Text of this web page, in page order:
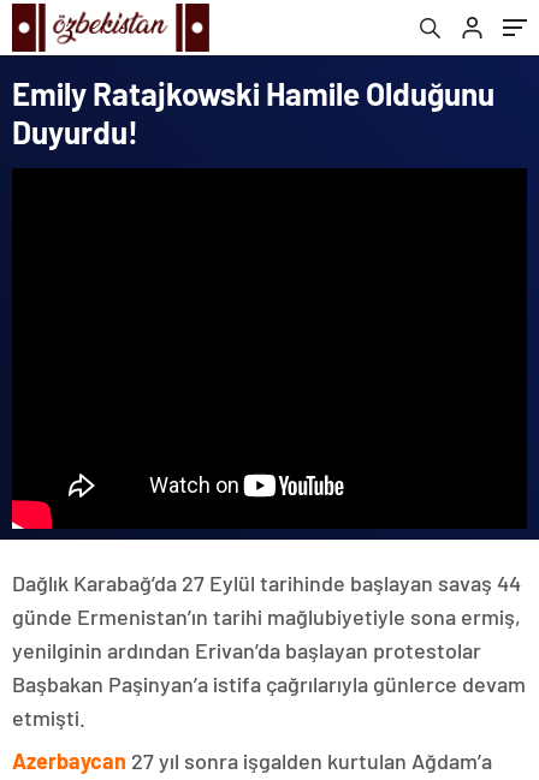
Emily Ratajkowski Hamile Olduğunu
Duyurdu!
Dağlık Karabağ’da 27 Eylül tarihinde başlayan savaş 44
günde Ermenistan’ın tarihi mağlubiyetiyle sona ermiş,
yenilginin ardından Erivan’da başlayan protestolar
Başbakan Paşinyan’a istifa çağrılarıyla günlerce devam
etmişti.
Azerbaycan 27 yıl sonra işgalden kurtulan Ağdam’a